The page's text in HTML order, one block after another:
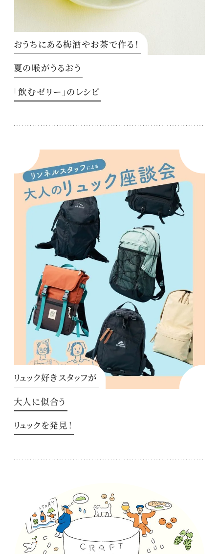
おうちにある梅酒やお茶で作る！
夏の喉がうるおう
「飲むゼリー」のレシピ
リュック好きスタッフが
大人に似合う
リュックを発見！